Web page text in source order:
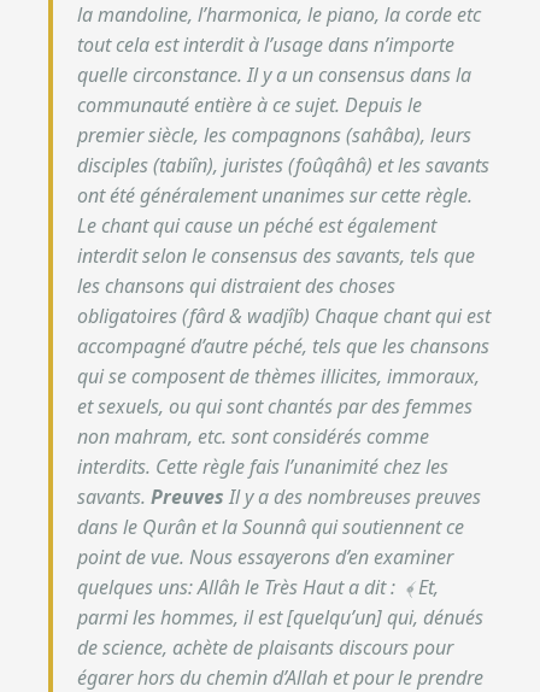
la mandoline, l’harmonica, le piano, la corde etc
tout cela est interdit à l’usage dans n’importe
quelle circonstance. Il y a un consensus dans la
communauté entière à ce sujet. Depuis le
premier siècle, les compagnons (sahâba), leurs
disciples (tabiîn), juristes (foûqâhâ) et les savants
ont été généralement unanimes sur cette règle.
Le chant qui cause un péché est également
interdit selon le consensus des savants, tels que
les chansons qui distraient des choses
obligatoires (fârd & wadjîb) Chaque chant qui est
accompagné d’autre péché, tels que les chansons
qui se composent de thèmes illicites, immoraux,
et sexuels, ou qui sont chantés par des femmes
non mahram, etc. sont considérés comme
interdits. Cette règle fais l’unanimité chez les
savants. Preuves Il y a des nombreuses preuves
dans le Qurân et la Sounnâ qui soutiennent ce
point de vue. Nous essayerons d’en examiner
quelques uns:Allâh le Très Haut a dit : ﴾ Et,
parmi les hommes, il est [quelqu’un] qui, dénués
de science, achète de plaisants discours pour
égarer hors du chemin d’Allah et pour le prendre